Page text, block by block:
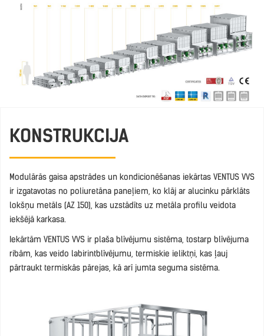
KONSTRUKCIJA
Modulārās gaisa apstrādes un kondicionēšanas iekārtas VENTUS VVS
ir izgatavotas no poliuretāna paneļiem, ko klāj ar alucinku pārklāts
lokšņu metāls (AZ 150), kas uzstādīts uz metāla profilu veidota
iekšējā karkasa.
Iekārtām VENTUS VVS ir plaša blīvējumu sistēma, tostarp blīvējuma
ribām, kas veido labirintblīvējumu, termiskie ieliktņi, kas ļauj
pārtraukt termiskās pārejas, kā arī jumta seguma sistēma.